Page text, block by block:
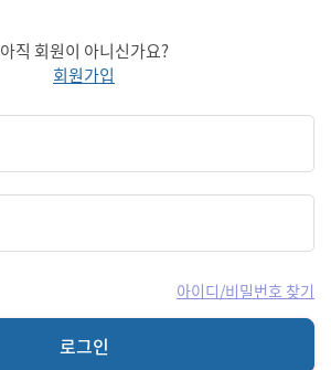
아직 회원이 아니신가요?
회원가입
아이디/비밀번호 찾기
로그인